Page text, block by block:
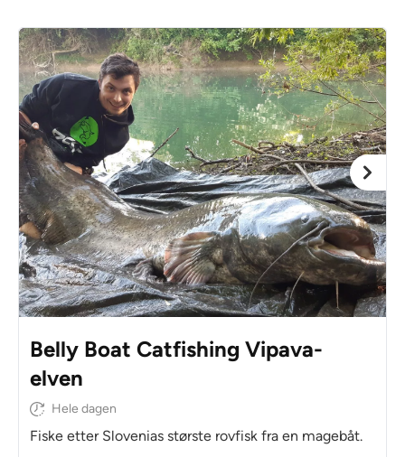
Belly Boat Catfishing Vipava-
elven
Hele dagen
Fiske etter Slovenias største rovfisk fra en magebåt.